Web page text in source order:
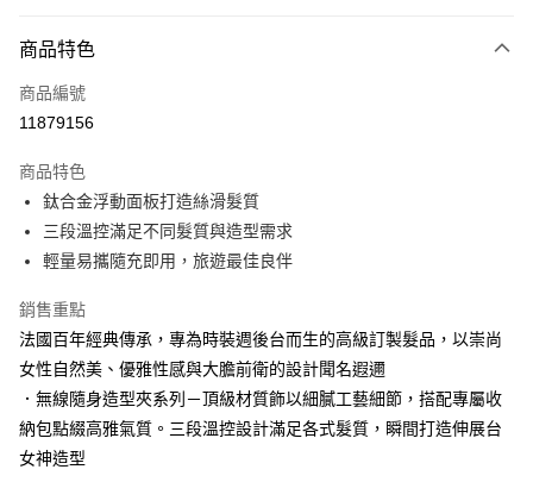
Apple Pay
街口支付
Google Pay
AFTEE先享後付
相關說明
AFTEE先享後付是「在收到商品之後才付款」的支付方式。 讓您購物簡單
１．簡單：不需註冊會員、不需綁卡、不需儲值。
２．便利：只要手機號碼，簡訊認證，即可結帳。
３．安心：先確認商品／服務後，再付款。
【「AFTEE先享後付」結帳流程】
１．於結帳方式選擇「AFTEE先享後付」後，將跳轉至「AFTEE先享後付」
運送方式
宅配
宅配-離島
每筆NT$320，滿NT$3,000(含以上)免運費
商品特色
商品編號
11879156
商品特色
鈦合金浮動面板打造絲滑髮質
三段溫控滿足不同髮質與造型需求
輕量易攜隨充即用，旅遊最佳良伴
銷售重點
法國百年經典傳承，專為時裝週後台而生的高級訂製髮品，以崇尚
女性自然美、優雅性感與大膽前衛的設計聞名遐邇
．無線隨身造型夾系列－頂級材質飾以細膩工藝細節，搭配專屬收
納包點綴高雅氣質。三段溫控設計滿足各式髮質，瞬間打造伸展台
女神造型